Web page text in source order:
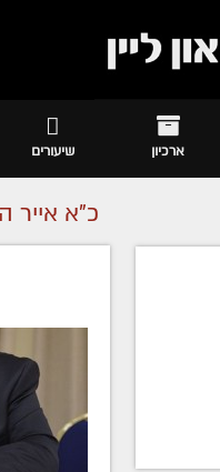
ארכיון שיעורים
כ"א אייר